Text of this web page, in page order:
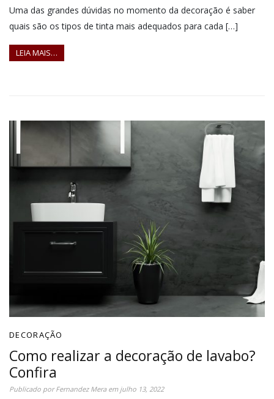
Uma das grandes dúvidas no momento da decoração é saber
quais são os tipos de tinta mais adequados para cada […]
LEIA MAIS…
DECORAÇÃO
Como realizar a decoração de lavabo?
Confira
Publicado porFernandez Meraem julho 13, 2022